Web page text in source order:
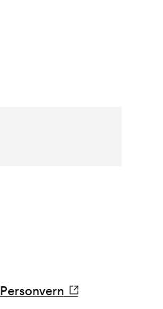
Personvern